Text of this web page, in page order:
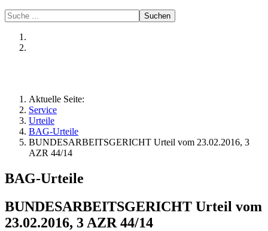
Suchen
Aktuelle Seite:
Service
Urteile
BAG-Urteile
BUNDESARBEITSGERICHT Urteil vom 23.02.2016, 3
AZR 44/14
BAG-Urteile
BUNDESARBEITSGERICHT Urteil vom
23.02.2016, 3 AZR 44/14